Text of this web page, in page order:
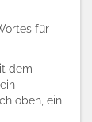
für
dem
oben, ein